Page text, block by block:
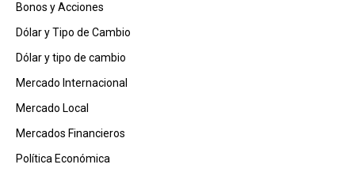
Bonos y Acciones
Dólar y Tipo de Cambio
Dólar y tipo de cambio
Mercado Internacional
Mercado Local
Mercados Financieros
Política Económica